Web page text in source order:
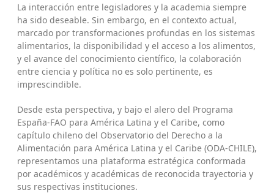
La interacción entre legisladores y la academia siempre
ha sido deseable. Sin embargo, en el contexto actual,
marcado por transformaciones profundas en los sistemas
alimentarios, la disponibilidad y el acceso a los alimentos,
y el avance del conocimiento científico, la colaboración
entre ciencia y política no es solo pertinente, es
imprescindible.
Desde esta perspectiva, y bajo el alero del Programa
España-FAO para América Latina y el Caribe, como
capítulo chileno del Observatorio del Derecho a la
Alimentación para América Latina y el Caribe (ODA-CHILE),
representamos una plataforma estratégica conformada
por académicos y académicas de reconocida trayectoria y
sus respectivas instituciones.